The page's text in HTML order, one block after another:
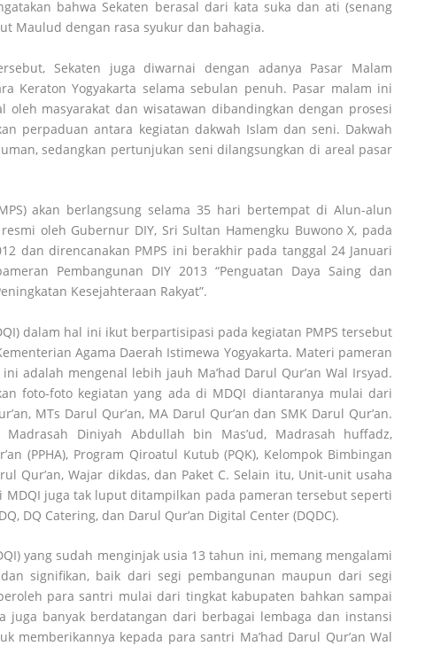
bahwa Sekaten berasal dari kata suka dan ati (senang
Maulud dengan rasa syukur dan bahagia.
Sekaten juga diwarnai dengan adanya Pasar Malam
Keraton Yogyakarta selama sebulan penuh. Pasar malam ini
masyarakat dan wisatawan dibandingkan dengan prosesi
perpaduan antara kegiatan dakwah Islam dan seni. Dakwah
sedangkan pertunjukan seni dilangsungkan di areal pasar
akan berlangsung selama 35 hari bertempat di Alun-alun
oleh Gubernur DIY, Sri Sultan Hamengku Buwono X, pada
dan direncanakan PMPS ini berakhir pada tanggal 24 Januari
Pembangunan DIY 2013 “Penguatan Daya Saing dan
Kesejahteraan Rakyat”.
dalam hal ini ikut berpartisipasi pada kegiatan PMPS tersebut
Agama Daerah Istimewa Yogyakarta. Materi pameran
adalah mengenal lebih jauh Ma’had Darul Qur’an Wal Irsyad.
foto-foto kegiatan yang ada di MDQI diantaranya mulai dari
MTs Darul Qur’an, MA Darul Qur’an dan SMK Darul Qur’an.
Diniyah Abdullah bin Mas’ud, Madrasah huffadz,
(PPHA), Program Qiroatul Kutub (PQK), Kelompok Bimbingan
Qur’an, Wajar dikdas, dan Paket C. Selain itu, Unit-unit usaha
juga tak luput ditampilkan pada pameran tersebut seperti
DQ Catering, dan Darul Qur’an Digital Center (DQDC).
yang sudah menginjak usia 13 tahun ini, memang mengalami
signifikan, baik dari segi pembangunan maupun dari segi
para santri mulai dari tingkat kabupaten bahkan sampai
juga banyak berdatangan dari berbagai lembaga dan instansi
memberikannya kepada para santri Ma’had Darul Qur’an Wal